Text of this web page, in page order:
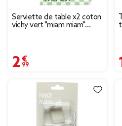
Serviette de table x2 coton
vichy vert "miam miam"
2,99 €